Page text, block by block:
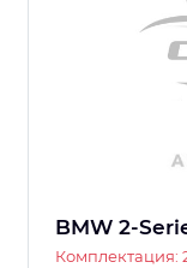
BMW 2-
Комплектация: